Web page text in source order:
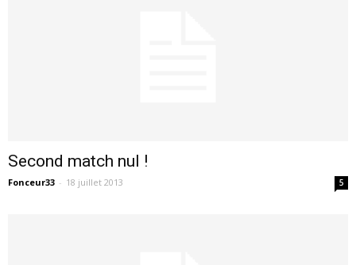
Second match nul !
Fonceur33 - 18 juillet 2013 5